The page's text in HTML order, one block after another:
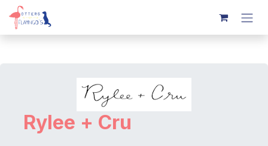
Overslaan naar inhoud
Rylee + Cru